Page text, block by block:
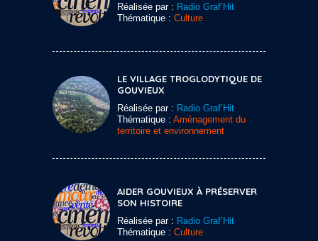
Réalisée par : Radio Graf’Hit
Thématique : Culture
LE VILLAGE TROGLODYTIQUE DE
GOUVIEUX
Réalisée par : Radio Graf’Hit
Thématique : Aménagement du
territoire et environnement
AIDER GOUVIEUX À PRÉSERVER
SON HISTOIRE
Réalisée par : Radio Graf’Hit
Thématique : Culture